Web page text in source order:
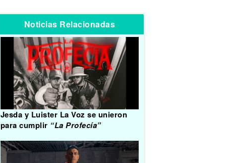
Noticias Relacionadas
Jesda y Luister La Voz se unieron
para cumplir “La Profecía”